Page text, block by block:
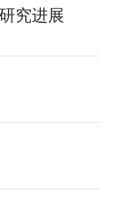
究进展